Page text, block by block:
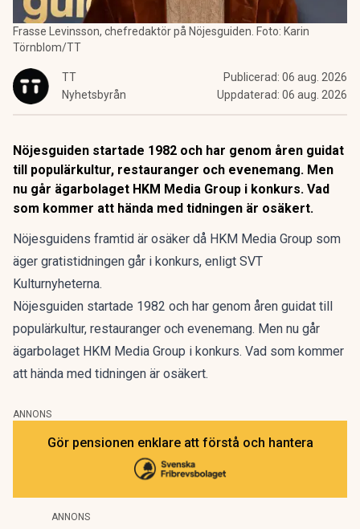
Frasse Levinsson, chefredaktör på Nöjesguiden. Foto: Karin
Törnblom/TT
TT
Nyhetsbyrån
Publicerad: 06 aug. 2026
Uppdaterad: 06 aug. 2026
Nöjesguiden startade 1982 och har genom åren guidat
till populärkultur, restauranger och evenemang. Men
nu går ägarbolaget HKM Media Group i konkurs. Vad
som kommer att hända med tidningen är osäkert.
Nöjesguidens framtid är osäker då HKM Media Group som
äger gratistidningen går i konkurs, enligt SVT
Kulturnyheterna.
Nöjesguiden startade 1982 och har genom åren guidat till
populärkultur, restauranger och evenemang. Men nu går
ägarbolaget HKM Media Group i konkurs. Vad som kommer
att hända med tidningen är osäkert.
ANNONS
Gör pensionen enklare att förstå och hantera
ANNONS